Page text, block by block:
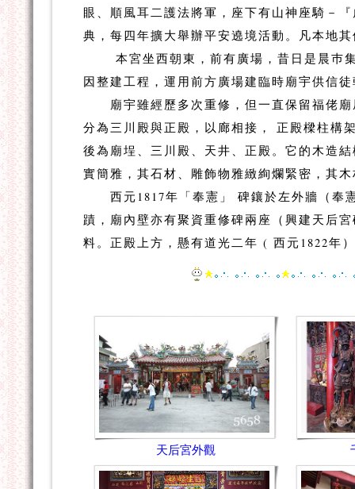
眼、順風耳二護法將軍，座下有山神座騎－
典，每四年擴大舉辦平安遶境活動。凡本地
本宮坐西朝東，前有廣場，昔日是晨巿集
因整建工程，運用前方廣場建臨時廟宇供信
廟宇雖經歷多次重修，但一直保留福佬廟
分為三川殿與正殿，以廊相接， 正殿樑柱構
後為廟埕、三川殿、天井、正殿。它的木造
實簡雅，其石材、雕飾物雅緻絢爛緊密，其
西元1817年「奉憲」 碑鑲於左外牆（奉
蹟，廟內壁亦有聚資重修碑兩座（興建天后
料。正殿上方，懸有道光二年 ( 西元1822年
天后宮外觀